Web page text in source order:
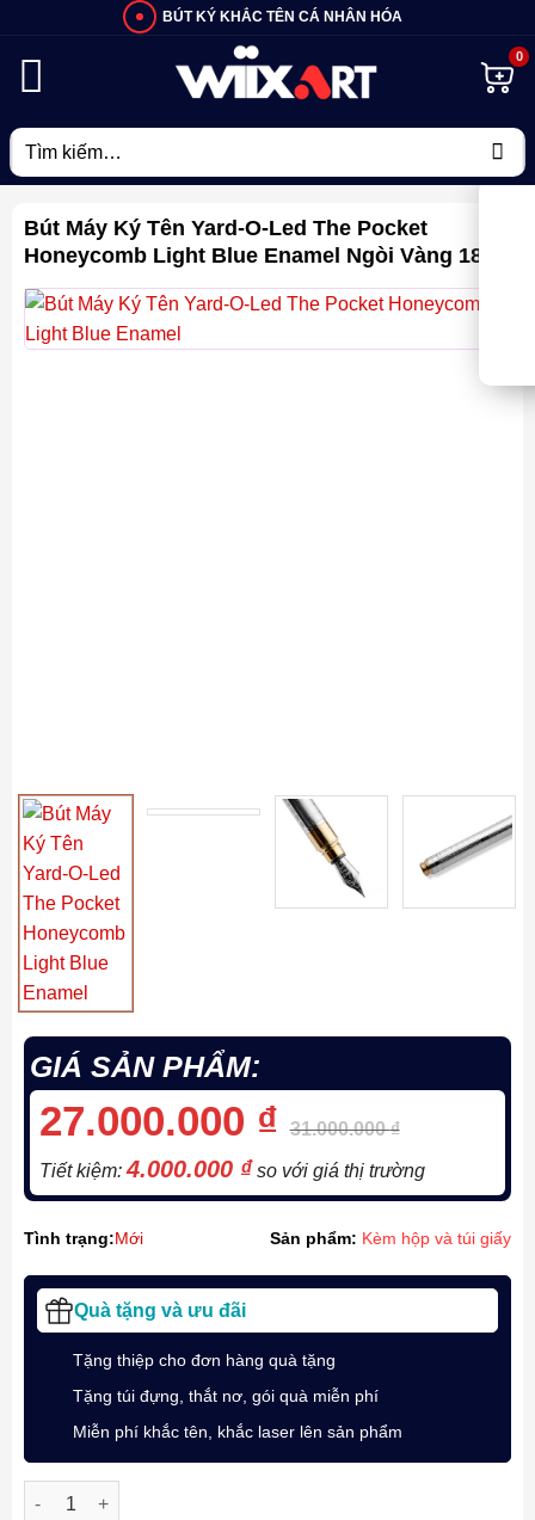
BÚT KÝ KHẮC TÊN CÁ NHÂN HÓA
Tìm
kiếm:
Bút Máy Ký Tên Yard-O-Led The Pocket
Honeycomb Light Blue Enamel Ngòi Vàng 18K
GIÁ SẢN PHẨM:
27.000.000 ₫ 31.000.000₫
Tiết kiệm:4.000.000 ₫so với giá thị trường
Tình trạng:Mới Sản phẩm: Kèm hộp và túi giấy
Quà tặng và ưu đãi
Tặng thiệp cho đơn hàng quà tặng
Tặng túi đựng, thắt nơ, gói quà miễn phí
Miễn phí khắc tên, khắc laser lên sản phẩm
Bút Máy Ký Tên Yard-O-Led The Pocket Honeycomb Light